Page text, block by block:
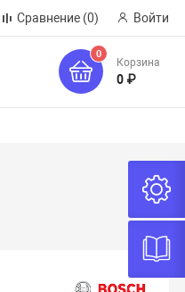
Сравнение (0) Войти
0
Корзина
0 ₽